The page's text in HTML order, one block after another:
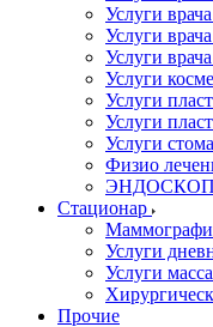
Услуги
Услуги
Услуги
Услуги
Услуги
Услуги
Услуги
Физио
Стационар
Услуги
Услуги
Прочие